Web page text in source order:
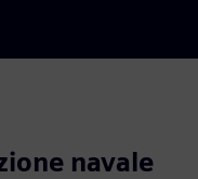
navale